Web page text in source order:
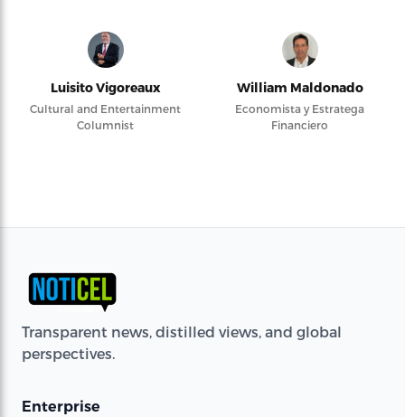
Luisito Vigoreaux
Cultural and Entertainment
Columnist
William Maldonado
Economista y Estratega
Financiero
Transparent news, distilled views, and global
perspectives.
Enterprise